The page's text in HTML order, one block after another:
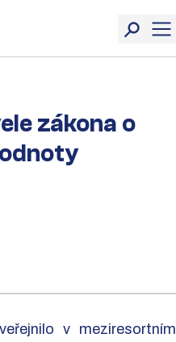
zákona o
v meziresortním